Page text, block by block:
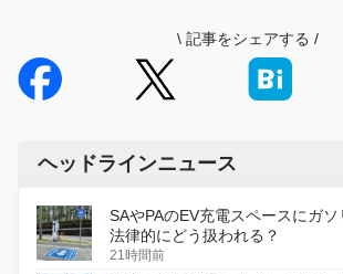
\ 記事をシェアする /
ヘッドラインニュース
SAやPAのEV充電スペースにガソ
法律的にどう扱われる？
21時間前